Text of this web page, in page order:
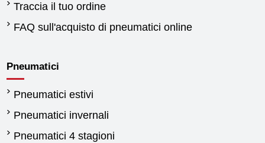
Traccia il tuo ordine
FAQ sull'acquisto di pneumatici online
Pneumatici
Pneumatici estivi
Pneumatici invernali
Pneumatici 4 stagioni